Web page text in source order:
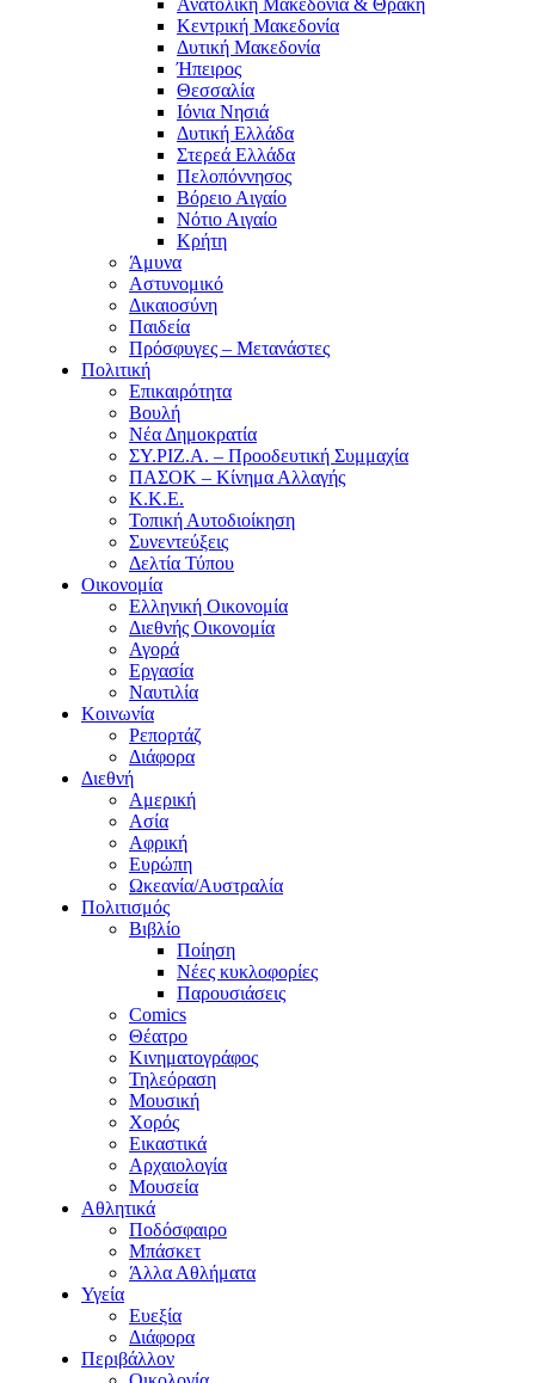
Ανατολική Μακεδονία & Θράκη
Κεντρική Μακεδονία
Δυτική Μακεδονία
Ήπειρος
Θεσσαλία
Ιόνια Νησιά
Δυτική Ελλάδα
Στερεά Ελλάδα
Πελοπόννησος
Βόρειο Αιγαίο
Νότιο Αιγαίο
Κρήτη
Άμυνα
Αστυνομικό
Δικαιοσύνη
Παιδεία
Πρόσφυγες – Μετανάστες
Πολιτική
Επικαιρότητα
Βουλή
Νέα Δημοκρατία
ΣΥ.ΡΙΖ.Α. – Προοδευτική Συμμαχία
ΠΑΣΟΚ – Κίνημα Αλλαγής
Κ.Κ.Ε.
Τοπική Αυτοδιοίκηση
Συνεντεύξεις
Δελτία Τύπου
Οικονομία
Ελληνική Οικονομία
Διεθνής Οικονομία
Αγορά
Εργασία
Ναυτιλία
Κοινωνία
Ρεπορτάζ
Διάφορα
Διεθνή
Αμερική
Ασία
Αφρική
Ευρώπη
Ωκεανία/Αυστραλία
Πολιτισμός
Βιβλίο
Ποίηση
Νέες κυκλοφορίες
Παρουσιάσεις
Comics
Θέατρο
Κινηματογράφος
Τηλεόραση
Μουσική
Χορός
Εικαστικά
Αρχαιολογία
Μουσεία
Αθλητικά
Ποδόσφαιρο
Μπάσκετ
Άλλα Αθλήματα
Υγεία
Ευεξία
Διάφορα
Περιβάλλον